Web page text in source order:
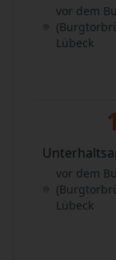
vor dem
Lübeck
vor dem
Lübeck